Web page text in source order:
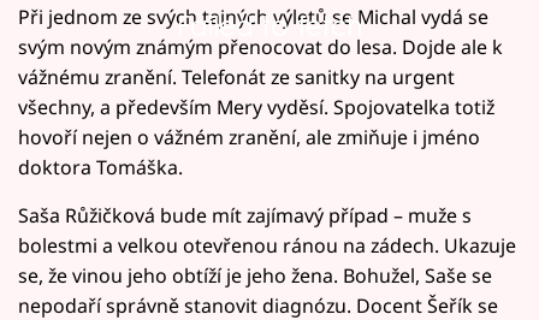
Failed to fetch
Při jednom ze svých tajných výletů se Michal vydá se
svým novým známým přenocovat do lesa. Dojde ale k
vážnému zranění. Telefonát ze sanitky na urgent
všechny, a především Mery vyděsí. Spojovatelka totiž
hovoří nejen o vážném zranění, ale zmiňuje i jméno
doktora Tomáška.
Saša Růžičková bude mít zajímavý případ – muže s
bolestmi a velkou otevřenou ránou na zádech. Ukazuje
se, že vinou jeho obtíží je jeho žena. Bohužel, Saše se
nepodaří správně stanovit diagnózu. Docent Šeřík se